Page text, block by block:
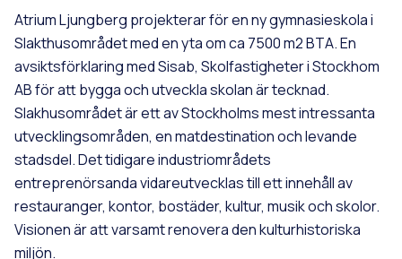
Atrium Ljungberg projekterar för en ny gymnasieskola i
Slakthusområdet med en yta om ca 7500 m2 BTA. En
avsiktsförklaring med Sisab, Skolfastigheter i Stockhom
AB för att bygga och utveckla skolan är tecknad.
Slakhusområdet är ett av Stockholms mest intressanta
utvecklingsområden, en matdestination och levande
stadsdel. Det tidigare industriområdets
entreprenörsanda vidareutvecklas till ett innehåll av
restauranger, kontor, bostäder, kultur, musik och skolor.
Visionen är att varsamt renovera den kulturhistoriska
miljön.